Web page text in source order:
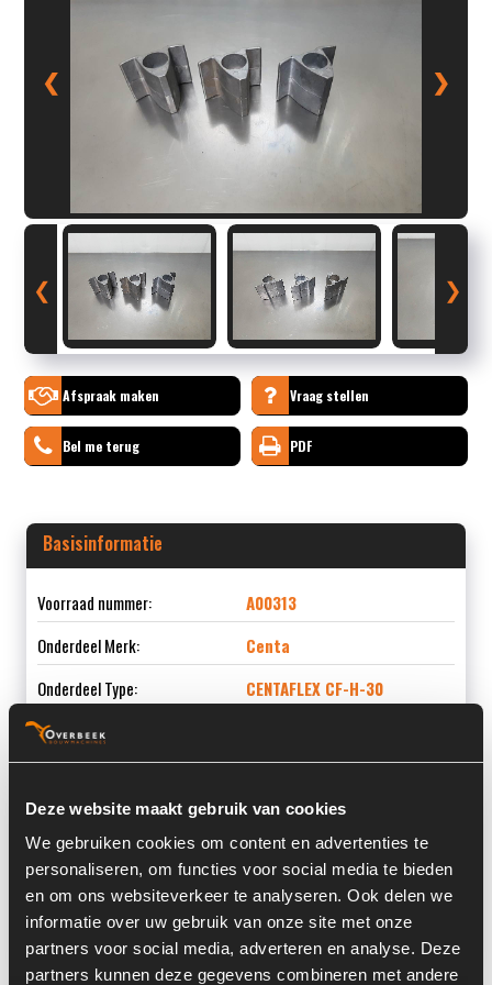
Deze website maakt gebruik van cookies
We gebruiken cookies om content en advertenties te
personaliseren, om functies voor social media te bieden
en om ons websiteverkeer te analyseren. Ook delen we
informatie over uw gebruik van onze site met onze
partners voor social media, adverteren en analyse. Deze
partners kunnen deze gegevens combineren met andere
❮ ❯
❮ ❯
Afspraak maken Vraag stellen
Bel me terug PDF
Basisinformatie
Voorraad nummer:
A00313
Onderdeel Merk:
Centa
Onderdeel Type:
CENTAFLEX CF-H-30
Informatie
Locatie:
3L
Land: